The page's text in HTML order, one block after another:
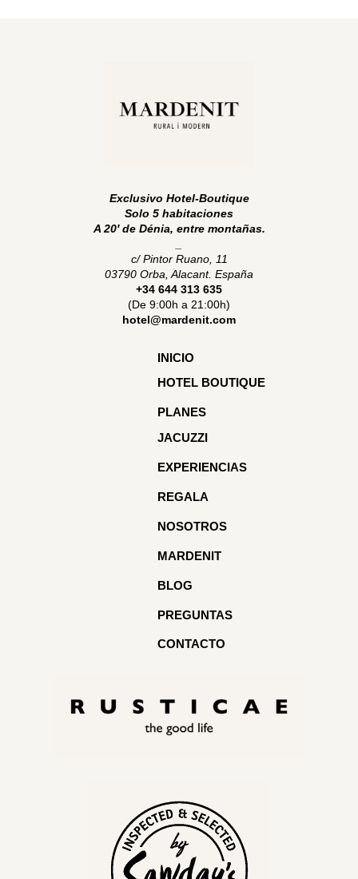
Exclusivo Hotel-Boutique
Solo 5 habitaciones
A 20′ de Dénia, entre montañas.
c/ Pintor Ruano, 11
03790 Orba, Alacant. España
+34 644 313 635
(De 9:00h a 21:00h)
hotel@mardenit.com
INICIO
HOTEL BOUTIQUE
PLANES
JACUZZI
EXPERIENCIAS
REGALA
NOSOTROS
MARDENIT
BLOG
PREGUNTAS
CONTACTO